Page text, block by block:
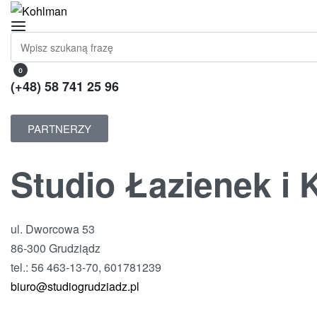
0
(+48) 58 741 25 96
PARTNERZY
Studio Łazienek i
ul. Dworcowa 53
86-300 Grudziądz
tel.: 56 463-13-70, 601781239
biuro@studiogrudziadz.pl